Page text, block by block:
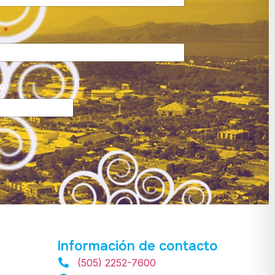
*
Información de contacto
(505) 2252-7600